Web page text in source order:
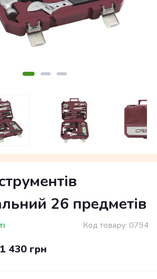
26 предметів
Код товару: 0794
1 430 грн